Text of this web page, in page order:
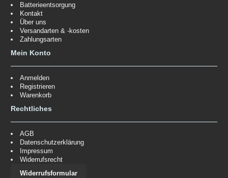
Batterieentsorgung
Kontakt
Über uns
Versandarten & -kosten
Zahlungsarten
Mein Konto
Anmelden
Registrieren
Warenkorb
Rechtliches
AGB
Datenschutzerklärung
Impressum
Widerrufsrecht
Widerrufsformular